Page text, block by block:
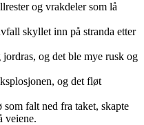
og vrakdeler som lå
skyllet inn på stranda etter
og det ble mye rusk og
og det fløt
falt ned fra taket, skapte
veiene.